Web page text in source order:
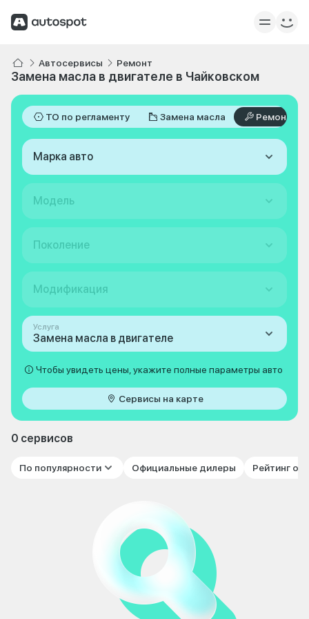
Автосервисы Ремонт
Замена масла в двигателе в Чайковском
ТО по регламенту Замена масла Ремонт
Марка авто
Модель
Поколение
Модификация
Услуга
Замена масла в двигателе
Чтобы увидеть цены, укажите полные параметры авто
Сервисы на карте
0 сервисов
По популярности Официальные дилеры Рейтинг